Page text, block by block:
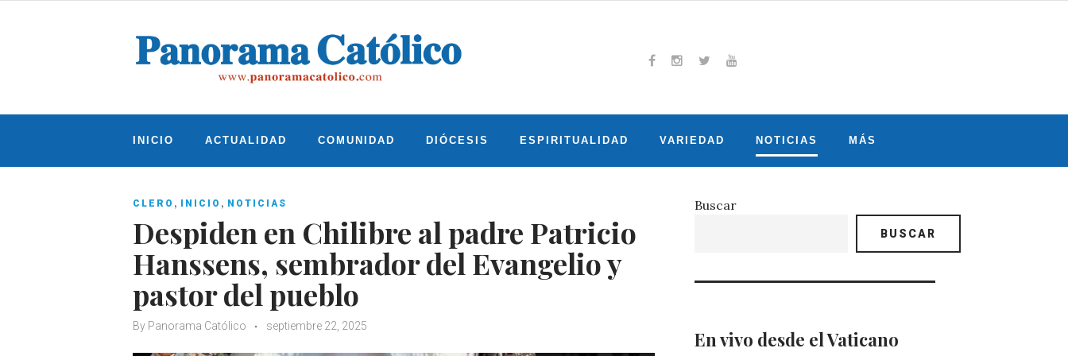
INICIO ACTUALIDAD COMUNIDAD DIÓCESIS ESPIRITUALIDAD VARIEDAD NOTICIAS MÁS
CLERO , INICIO , NOTICIAS
Despiden en Chilibre al padre Patricio
Hanssens, sembrador del Evangelio y
pastor del pueblo
By Panorama Católico septiembre 22, 2025
Buscar
BUSCAR
En vivo desde el Vaticano